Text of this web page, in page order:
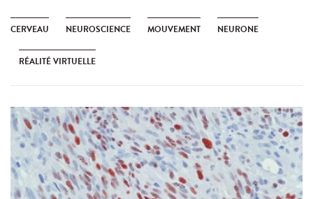
CERVEAU NEUROSCIENCE MOUVEMENT NEURONE
RÉALITÉ VIRTUELLE